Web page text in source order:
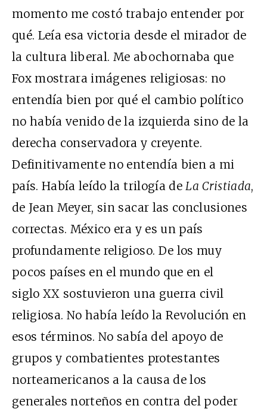
momento me costó trabajo entender por
qué. Leía esa victoria desde el mirador de
la cultura liberal. Me abochornaba que
Fox mostrara imágenes religiosas: no
entendía bien por qué el cambio político
no había venido de la izquierda sino de la
derecha conservadora y creyente.
Definitivamente no entendía bien a mi
país. Había leído la trilogía deLa Cristiada,
de Jean Meyer, sin sacar las conclusiones
correctas. México era y es un país
profundamente religioso. De los muy
pocos países en el mundo que en el
siglo XX sostuvieron una guerra civil
religiosa. No había leído la Revolución en
esos términos. No sabía del apoyo de
grupos y combatientes protestantes
norteamericanos a la causa de los
generales norteños en contra del poder